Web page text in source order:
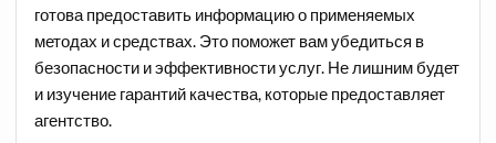
готова предоставить информацию о применяемых
методах и средствах. Это поможет вам убедиться в
безопасности и эффективности услуг. Не лишним будет
и изучение гарантий качества, которые предоставляет
агентство.